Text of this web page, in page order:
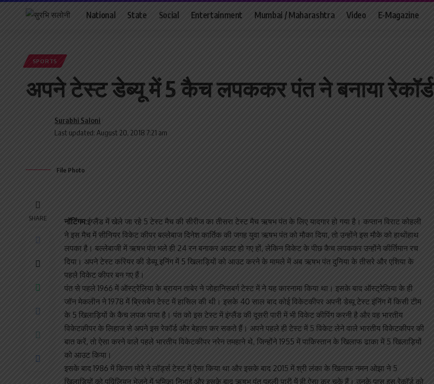
National State Social Entertainment Mumbai / Maharashtra Video E-Magazine
SPORTS
अपने टेस्ट डेब्यू में 5 कैच लपककर पंत ने बनाया रेकॉर्ड
Last updated: August 20, 2018 7:21 am
Surabhi Saloni
File Photo
SHARE नॉटिंगम:इंग्लैंड में खेले जा रहे 5 टेस्ट मैच की सीरीज का तीसरा टेस्ट मैच ऋषभ पंत के लिए यादगार हो गया है। कप्तान विराट कोहली
ने इस मैच में सीनियर विकेट कीपर बल्लेबाज दिनेश कार्तिक की जगह युवा ऋषभ पंत को मौका दिया, तो उन्होंने इस मौके को हाथोंहाथ
लपका है। बल्लेबाजी में ऋषभ पंत भले ही 24 रन बनाकर आउट हो गए हों, लेकिन विकेट के पीछ कैच लपककर उन्होंने कीर्तिमान रच
दिया। अपने टेस्ट करियर की डेब्यू इनिंग में 5 खिलाड़ियों को आउट करने के मामले में अब ऋषभ पंत दुनिया के तीसरे और एशिया के
पहले विकेट कीपर बन गए हैं।
पंत से पहले 1966 में ऑस्ट्रेलिया के ब्रायन ताबेर ने जोहानिसबर्ग टेस्ट में ने यह कारनामा किया था। इसके बाद ऑस्ट्रेलिया के ही
जॉन मेकलीन ने 1978 में ब्रिसबेन टेस्ट में हासिल की थी। इसके 40 साल बाद कोई विकेटकीपर अपनी डेब्यू टेस्ट इंनिंग में किसी टीम
के 5 खिलाड़ियों के कैच लपक पाया है। पंत को इस टेस्ट में इंग्लैंड की दूसरी पारी में भी विकेट कीपिंग करनी है और वह भारतीय
विकेटकीपर के लिहाज से अपने इस रेकॉर्ड और बेहतर कर सकते हैं। अपने पहले ही टेस्ट में 5 विकेट लेने वाले भारतीय विकेटकीपर की
बात करें, तो ऐसा करने वाले पहले भारतीय विकेटकीपर नरेन तमहाने थे, जिन्होंने 1955 में पाकिस्तान के खिलाफ ढाका में 5 खिलाड़ियों
को आउट किया।
इसके बाद 1986 में किरण मोरे ने लॉर्ड्स टेस्ट में ऐसा किया था और इसके बाद 2015 में श्री लंका के खिलाफ नमन ओझा ने 5
खिलाड़ियों को पविलियन भेजने में भूमिका निभाई और इसके बाद ऋषभ पंत पहली पारी में ही ऐसा कर चुके हैं। उनके पास इस रेकॉर्ड को